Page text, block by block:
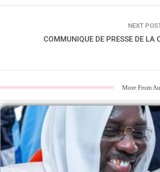
NEXT
COMMUNIQUE DE PRESSE DE LA
More From